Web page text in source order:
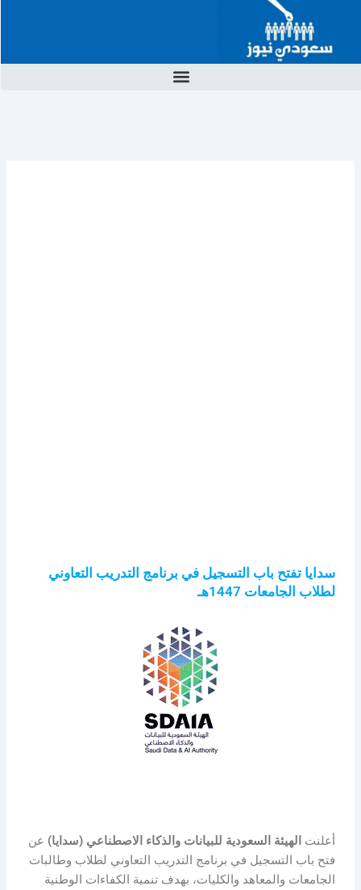
المحتوى
سدايا تفتح باب التسجيل في برنامج التدريب التعاوني
لطلاب الجامعات 1447هـ
أعلنت الهيئة السعودية للبيانات والذكاء الاصطناعي (سدايا) عن
فتح باب التسجيل في برنامج التدريب التعاوني لطلاب وطالبات
الجامعات والمعاهد والكليات، بهدف تنمية الكفاءات الوطنية